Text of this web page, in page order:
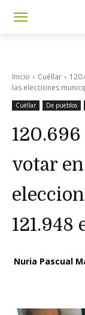
Inicio Cuéllar
las elecciones
Cuéllar De pueblos
votar
Nuria Pascual